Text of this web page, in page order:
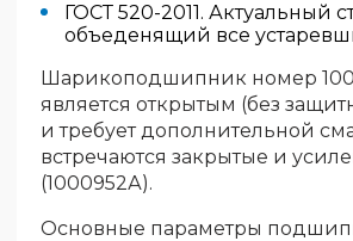
ГОСТ 520-2011. Актуальный
объеденящий все
Шарикоподшипник номер
является открытым (без
и требует дополнительной
встречаются закрытые и
(1000952А).
Основные параметры